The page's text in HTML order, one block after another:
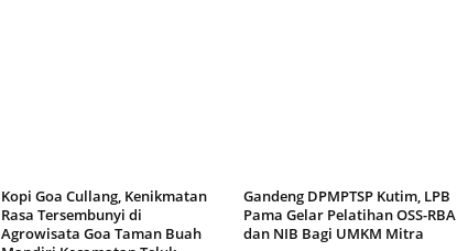
Kopi Goa Cullang, Kenikmatan
Rasa Tersembunyi di
Agrowisata Goa Taman Buah
Gandeng DPMPTSP Kutim, LPB
Pama Gelar Pelatihan OSS-RBA
dan NIB Bagi UMKM Mitra